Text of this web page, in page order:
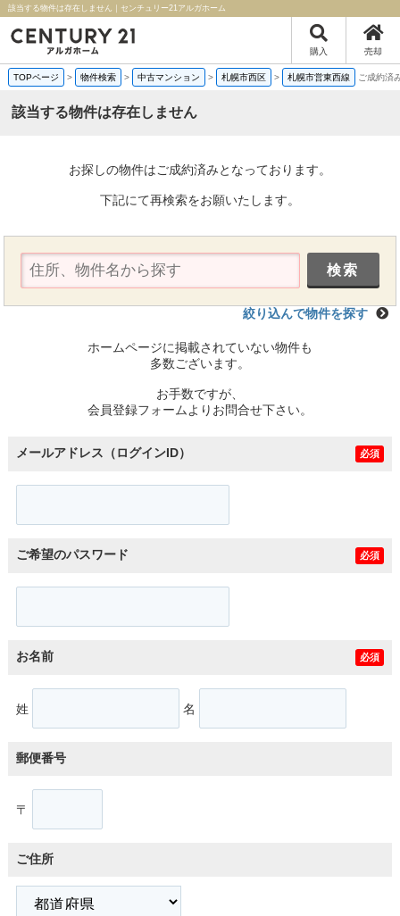
該当する物件は存在しません｜センチュリー21アルガホーム
購入 売却
TOPページ > 物件検索 > 中古マンション > 札幌市西区 > 札幌市営東西線 ご成約済
該当する物件は存在しません
お探しの物件はご成約済みとなっております。
下記にて再検索をお願いたします。
絞り込んで物件を探す
ホームページに掲載されていない物件も
多数ございます。
お手数ですが、
会員登録フォームよりお問合せ下さい。
メールアドレス（ログインID） 必須
ご希望のパスワード 必須
お名前 必須
姓 名
郵便番号
〒
ご住所